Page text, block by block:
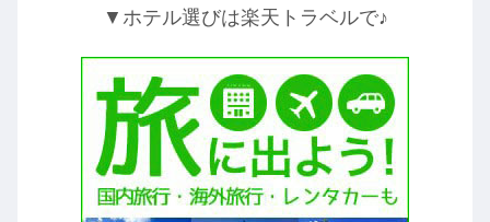
▼ホテル選びは楽天トラベルで♪